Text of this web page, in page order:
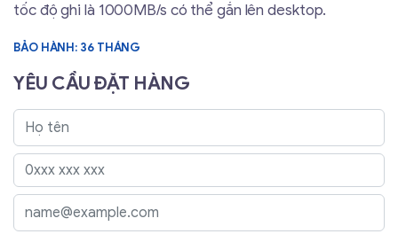
tốc độ ghi là 1000MB/s có thể gắn lên desktop.
BẢO HÀNH: 36 THÁNG
YÊU CẦU ĐẶT HÀNG